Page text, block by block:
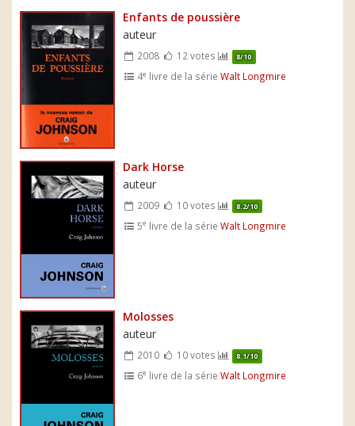
Enfants de poussière
auteur
2008 12 votes 8/10
4e livre de la sérieWalt Longmire
Dark Horse
auteur
2009 10 votes 8.2/10
5e livre de la sérieWalt Longmire
Molosses
auteur
2010 10 votes 8.1/10
6e livre de la sérieWalt Longmire